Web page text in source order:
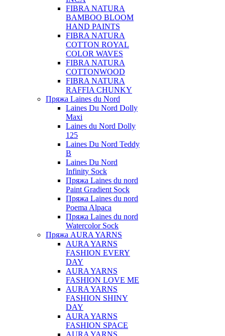
FIBRA NATURA
BAMBOO BLOOM
HAND PAINTS
FIBRA NATURA
COTTON ROYAL
COLOR WAVES
FIBRA NATURA
COTTONWOOD
FIBRA NATURA
RAFFIA CHUNKY
Пряжа Laines du Nord
Laines Du Nord Dolly
Maxi
Laines du Nord Dolly
125
Laines Du Nord Teddy
B
Laines Du Nord
Infinity Sock
Пряжа Laines du nord
Paint Gradient Sock
Пряжа Laines du nord
Poema Alpaca
Пряжа Laines du nord
Watercolor Sock
Пряжа AURA YARNS
AURA YARNS
FASHION EVERY
DAY
AURA YARNS
FASHION LOVE ME
AURA YARNS
FASHION SHINY
DAY
AURA YARNS
FASHION SPACE
AURA YARNS